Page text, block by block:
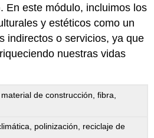
En este módulo, incluimos los
y estéticos como un
indirectos o servicios, ya que
nuestras vidas
de construcción, fibra,
polinización, reciclaje de